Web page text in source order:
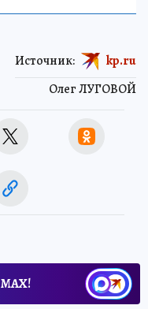
Олег ЛУГОВОЙ
Источник: kp.ru